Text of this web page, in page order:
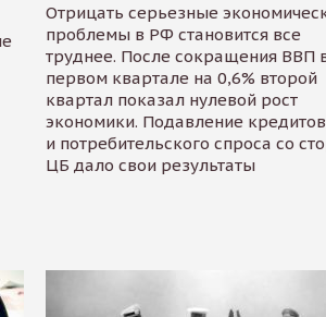
Отрицать серьезные
проблемы в РФ становится все
труднее. После сокращения ВВП
первом квартале на 0,6% второй
квартал показал нулевой рост
экономики. Подавление
и потребительского спроса со
ЦБ дало свои результаты